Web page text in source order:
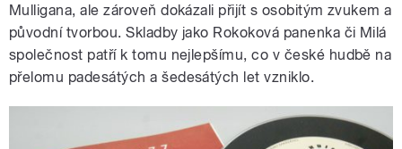
Mulligana, ale zároveň dokázali přijít s osobitým zvukem a
původní tvorbou. Skladby jako Rokoková panenka či Milá
společnost patří k tomu nejlepšímu, co v české hudbě na
přelomu padesátých a šedesátých let vzniklo.